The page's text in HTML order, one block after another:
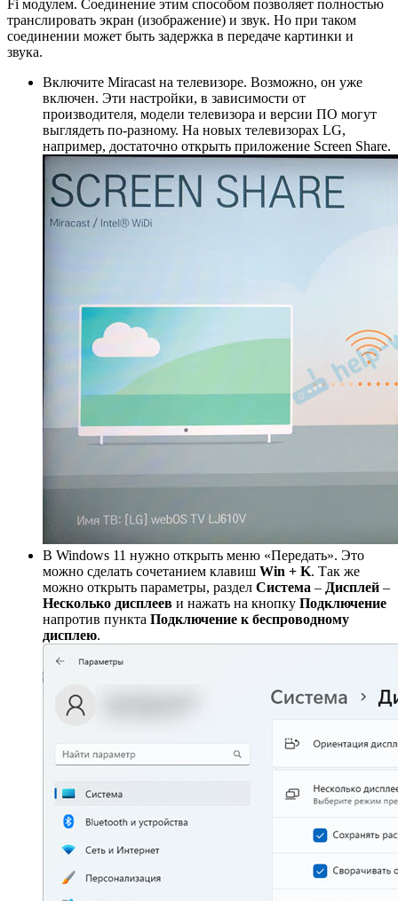
Fi модулем. Соединение этим способом позволяет полностью
транслировать экран (изображение) и звук. Но при таком
соединении может быть задержка в передаче картинки и
звука.
Включите Miracast на телевизоре. Возможно, он уже
включен. Эти настройки, в зависимости от
производителя, модели телевизора и версии ПО могут
выглядеть по-разному. На новых телевизорах LG,
например, достаточно открыть приложение Screen Share.
В Windows 11 нужно открыть меню «Передать». Это
можно сделать сочетанием клавиш Win + K. Так же
можно открыть параметры, раздел Система – Дисплей –
Несколько дисплеев и нажать на кнопку Подключение
напротив пункта Подключение к беспроводному
дисплею.